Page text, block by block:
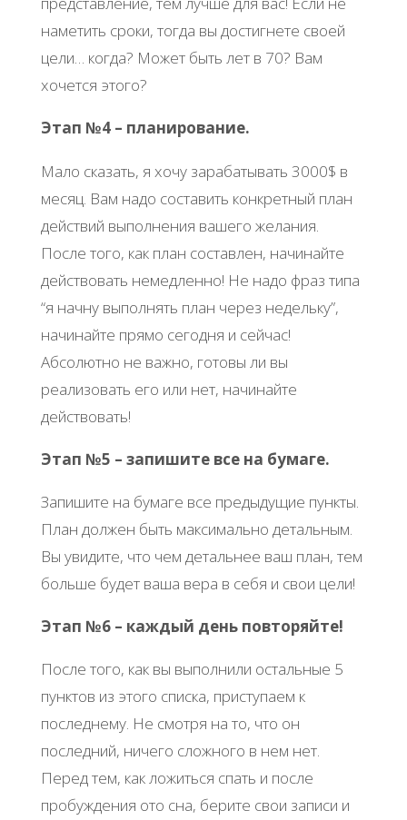
наметить сроки, тогда вы достигнете своей
цели… когда? Может быть лет в 70? Вам
хочется этого?
Этап №4 – планирование.
Мало сказать, я хочу зарабатывать 3000$ в
месяц. Вам надо составить конкретный план
действий выполнения вашего желания.
После того, как план составлен, начинайте
действовать немедленно! Не надо фраз типа
“я начну выполнять план через недельку”,
начинайте прямо сегодня и сейчас!
Абсолютно не важно, готовы ли вы
реализовать его или нет, начинайте
действовать!
Этап №5 – запишите все на бумаге.
Запишите на бумаге все предыдущие пункты.
План должен быть максимально детальным.
Вы увидите, что чем детальнее ваш план, тем
больше будет ваша вера в себя и свои цели!
Этап №6 – каждый день повторяйте!
После того, как вы выполнили остальные 5
пунктов из этого списка, приступаем к
последнему. Не смотря на то, что он
последний, ничего сложного в нем нет.
Перед тем, как ложиться спать и после
пробуждения ото сна, берите свои записи и